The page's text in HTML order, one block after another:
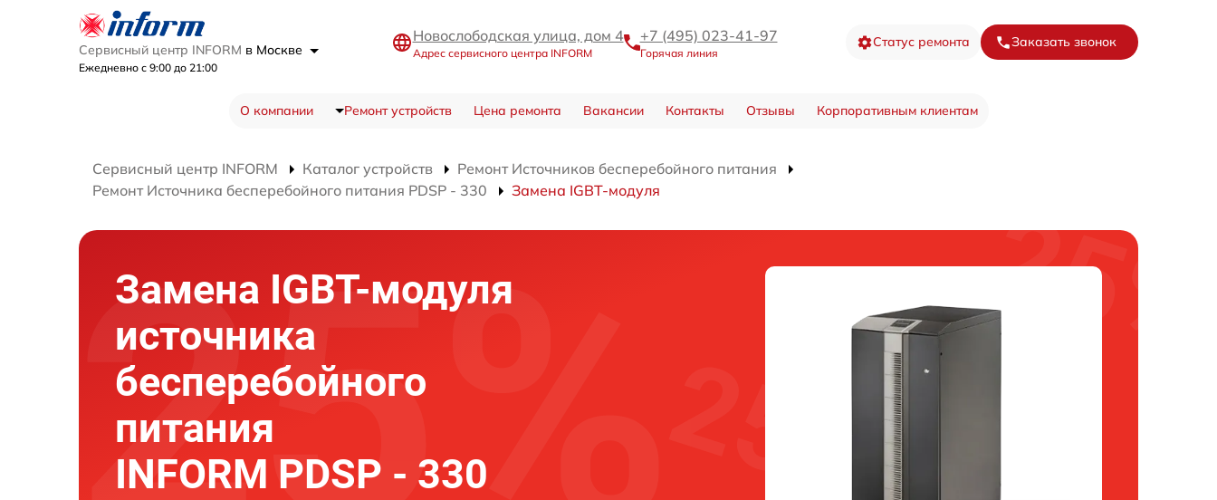
Сервисный центр INFORM в Москве
Ежедневно с 9:00 до 21:00
Новослободская улица, дом 4
Адрес сервисного центра INFORM
+7 (495) 023-41-97
Горячая линия
Статус ремонта Заказать звонок
О компании Ремонт устройств Цена ремонта Вакансии Контакты Отзывы Корпоративным клиентам
Сервисный центр INFORM Каталог устройств
Ремонт Источников бесперебойного питания
Ремонт Источника бесперебойного питания PDSP - 330
Замена IGBT-модуля
Замена IGBT-модуля
источника
бесперебойного
питания
INFORM PDSP - 330